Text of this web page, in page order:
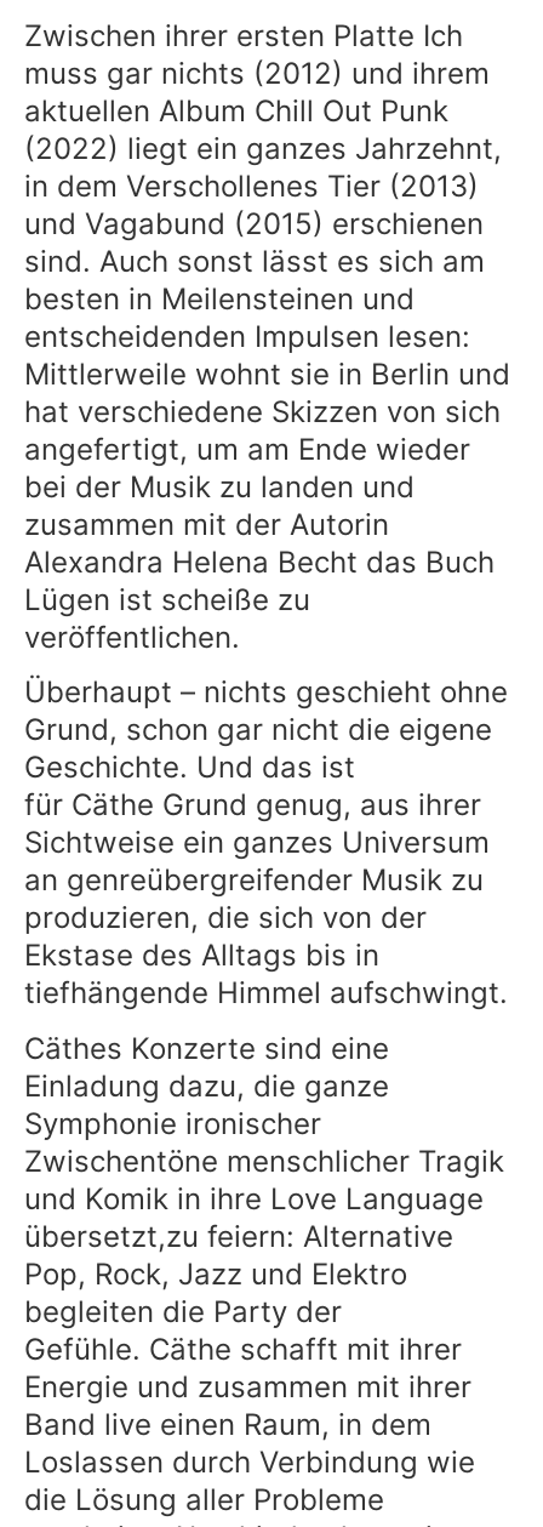
Zwischen ihrer ersten Platte Ich
muss gar nichts (2012) und ihrem
aktuellen Album Chill Out Punk
(2022) liegt ein ganzes Jahrzehnt,
in dem Verschollenes Tier (2013)
und Vagabund (2015) erschienen
sind. Auch sonst lässt es sich am
besten in Meilensteinen und
entscheidenden Impulsen lesen:
Mittlerweile wohnt sie in Berlin und
hat verschiedene Skizzen von sich
angefertigt, um am Ende wieder
bei der Musik zu landen und
zusammen mit der Autorin
Alexandra Helena Becht das Buch
Lügen ist scheiße zu
veröffentlichen.
Überhaupt – nichts geschieht ohne
Grund, schon gar nicht die eigene
Geschichte. Und das ist
für Cäthe Grund genug, aus ihrer
Sichtweise ein ganzes Universum
an genreübergreifender Musik zu
produzieren, die sich von der
Ekstase des Alltags bis in
tiefhängende Himmel aufschwingt.
Cäthes Konzerte sind eine
Einladung dazu, die ganze
Symphonie ironischer
Zwischentöne menschlicher Tragik
und Komik in ihre Love Language
übersetzt,zu feiern: Alternative
Pop, Rock, Jazz und Elektro
begleiten die Party der
Gefühle. Cäthe schafft mit ihrer
Energie und zusammen mit ihrer
Band live einen Raum, in dem
Loslassen durch Verbindung wie
die Lösung aller Probleme